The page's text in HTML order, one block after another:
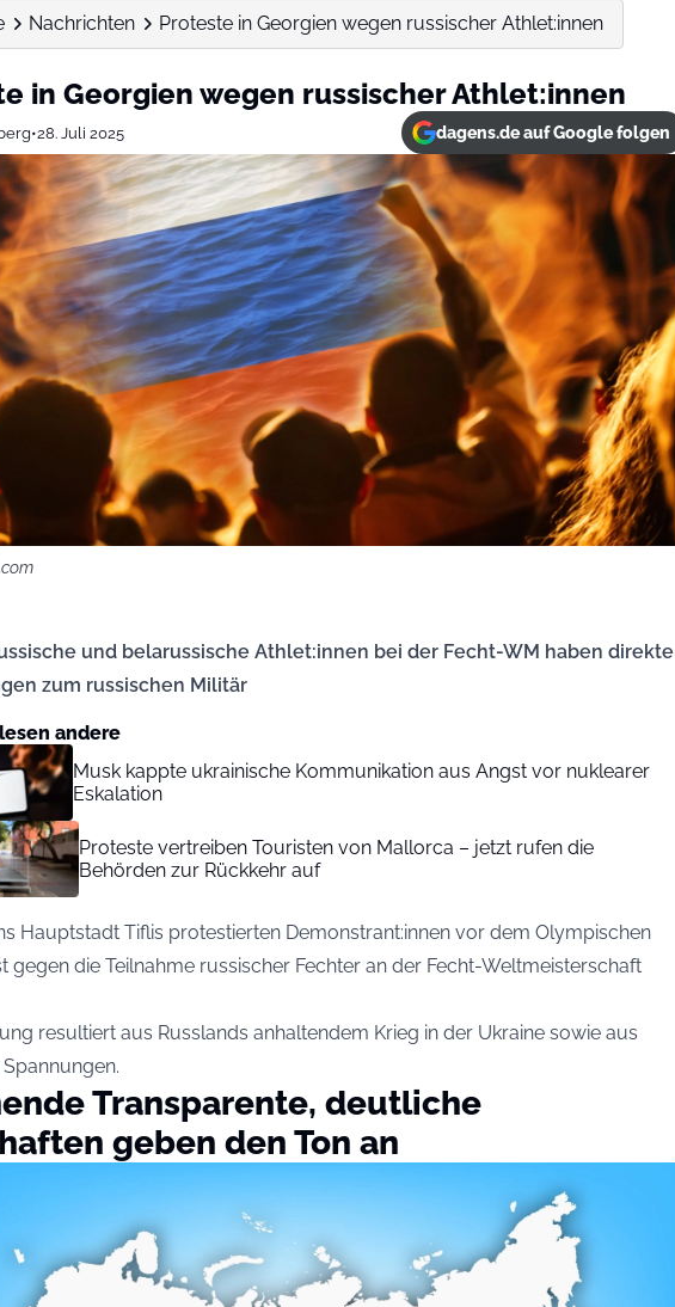
Nachrichten Proteste in Georgien wegen russischer Athlet:innen
in Georgien wegen russischer Athlet:innen
•28. Juli 2025 dagens.de auf Google folgen
und belarussische Athlet:innen bei der Fecht-WM haben direkte
zum russischen Militär
andere
Musk kappte ukrainische Kommunikation aus Angst vor nuklearer
Eskalation
Proteste vertreiben Touristen von Mallorca – jetzt rufen die
Behörden zur Rückkehr auf
Hauptstadt Tiflis protestierten Demonstrant:innen vor dem Olympischen
gegen die Teilnahme russischer Fechter an der Fecht-Weltmeisterschaft
resultiert aus Russlands anhaltendem Krieg in der Ukraine sowie aus
Transparente, deutliche
geben den Ton an